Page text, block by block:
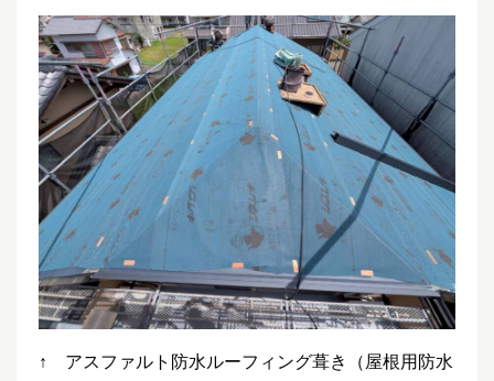
↑ アスファルト防水ルーフィング葺き（屋根用防水